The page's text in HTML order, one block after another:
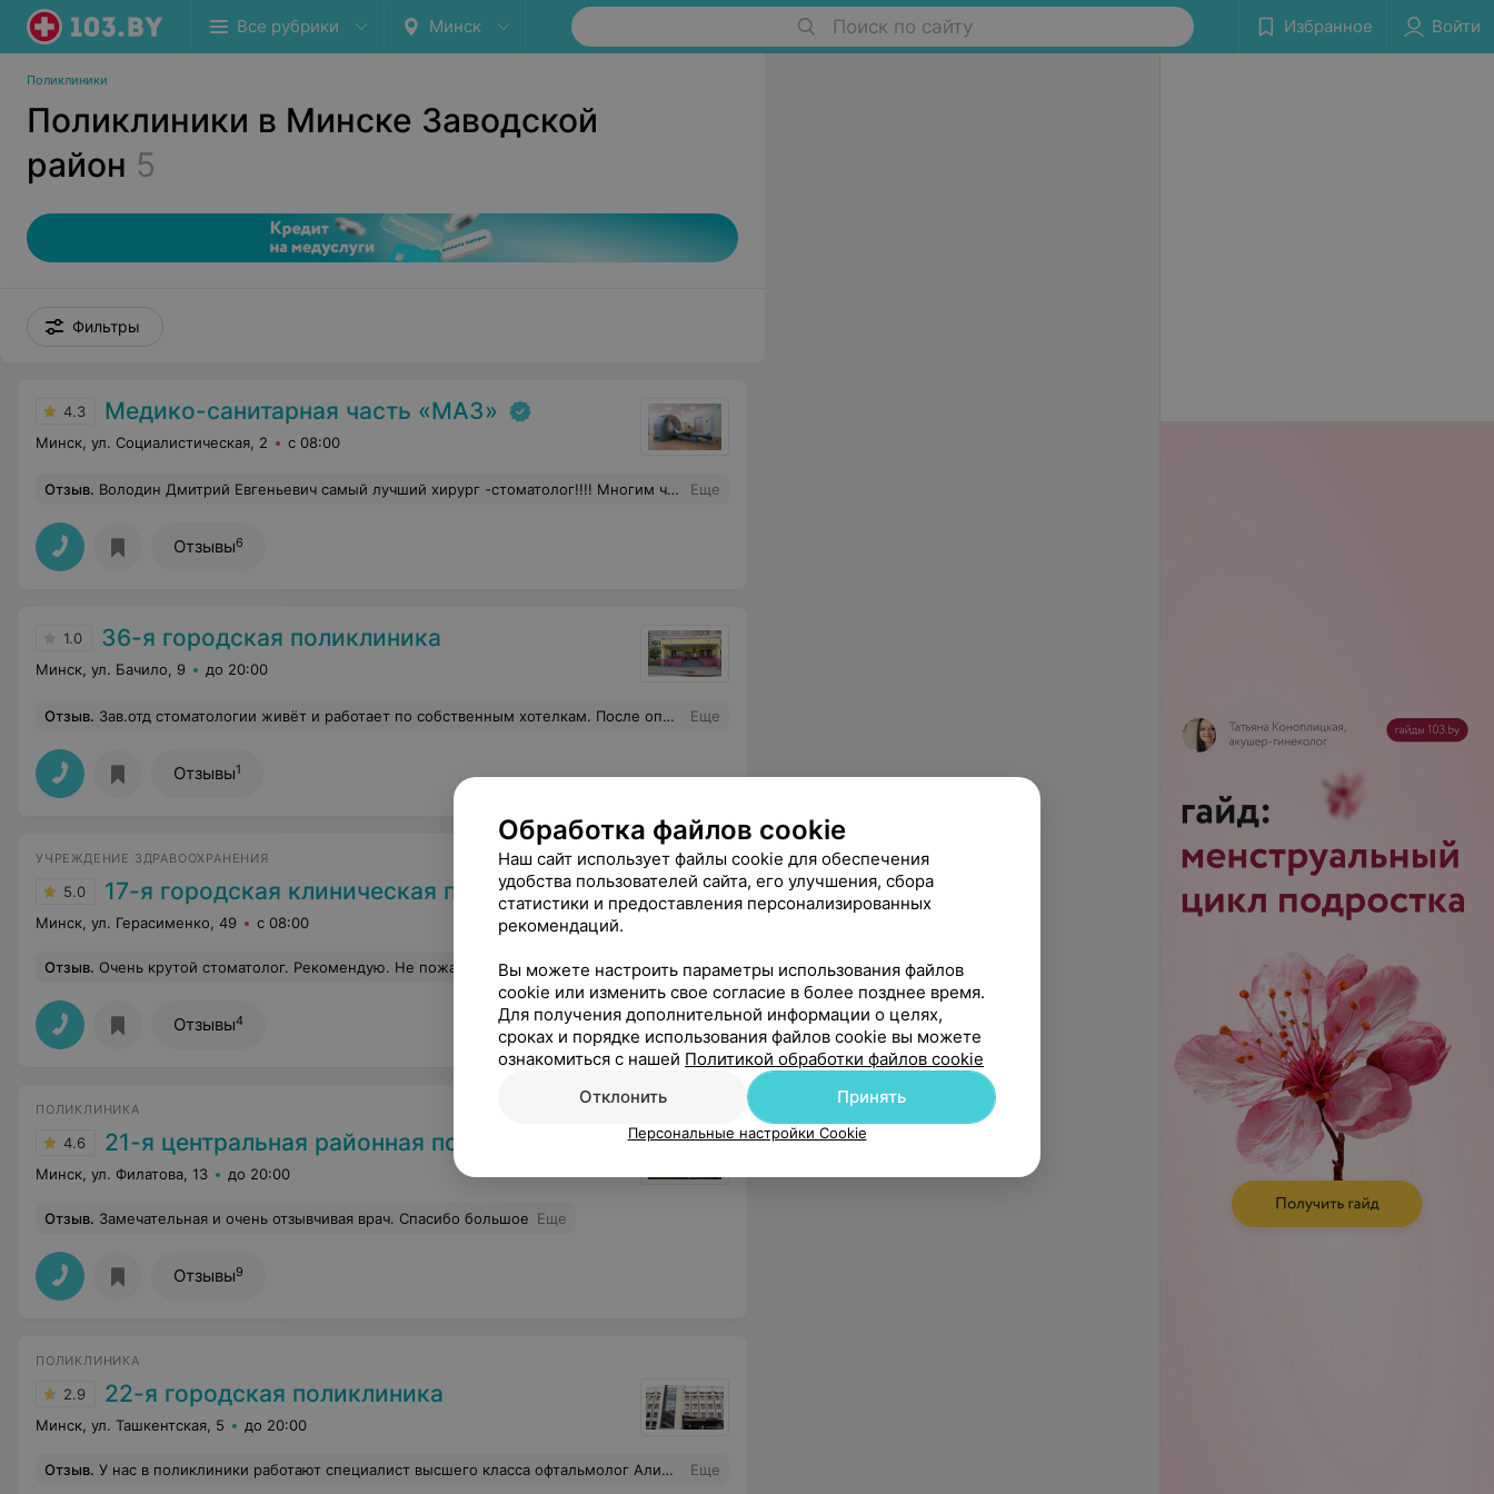
Все рубрики Минск Поиск по сайту Избранное Войти
Поликлиники
Поликлиники в Минске Заводской
район 5
Фильтры
4.3 Медико-санитарная часть «МАЗ»
Минск, ул. Социалистическая, 2 с 08:00
Отзыв. Володин Дмитрий Евгеньевич самый лучший хирург -стоматолог!!!! Многим частным клиникам стоит поучиться обслуживанию у сан части МАЗ. Еще
Отзывы6
1.0 36-я городская поликлиника
Минск, ул. Бачило, 9 до 20:00
Отзыв. Зав.отд стоматологии живёт и работает по собственным хотелкам. После операции в частной клинике и по рекомендации врача, делавшего операцию, зав.отд стоматологии 36 поликлиники, должна была выписать больничный , но просто не захотела этого делать. А с предоставлеными нормативными актами по этому вопросу не пожелала даже ознакомиться. Таким закон не писан ? Потому и не ходят люди в гос.поликлинику. Еще
Отзывы1
УЧРЕЖДЕНИЕ ЗДРАВООХРАНЕНИЯ
5.0 17-я городская клиническая поликлиника
Минск, ул. Герасименко, 49 с 08:00
Отзыв. Очень крутой стоматолог. Рекомендую. Не пожалеете, правда к ней записаться очень трудно, но это того стоит. Еще
Отзывы4
ПОЛИКЛИНИКА
4.6 21-я центральная районная поликлиника Заводского района г. Минска
Минск, ул. Филатова, 13 до 20:00
Отзыв. Замечательная и очень отзывчивая врач. Спасибо большое Еще
Отзывы9
ПОЛИКЛИНИКА
2.9 22-я городская поликлиника
Минск, ул. Ташкентская, 5 до 20:00
Отзыв. У нас в поликлиники работают специалист высшего класса офтальмолог Алимпиев Денис Валерьевич. Денис Валерьевич, Вы человек дела! Никаких лишних слов, всё по нужному вопросу, диагноз с порога. Очень благодарна, что пришлось иметь дело с Вами! Высшая оценка работы! Еще
Обработка файлов cookie
Наш сайт использует файлы cookie для обеспечения
удобства пользователей сайта, его улучшения, сбора
статистики и предоставления персонализированных
рекомендаций.
Вы можете настроить параметры использования файлов
cookie или изменить свое согласие в более позднее время.
Для получения дополнительной информации о целях,
сроках и порядке использования файлов cookie вы можете
ознакомиться с нашей Политикой обработки файлов cookie
Отклонить
Принять
Персональные настройки Cookie